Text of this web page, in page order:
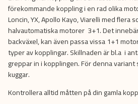
förekommande koppling i en rad olika
Loncin, YX, Apollo Kayo, Viarelli med flera
halvautomatiska motorer 3+1. Det
backväxel, kan även passa vissa 1+1
typer av kopplingar. Skillnaden är bl.a i
greppar in i kopplingen. För denna
kuggar.
Kontrollera alltid måtten på din gamla